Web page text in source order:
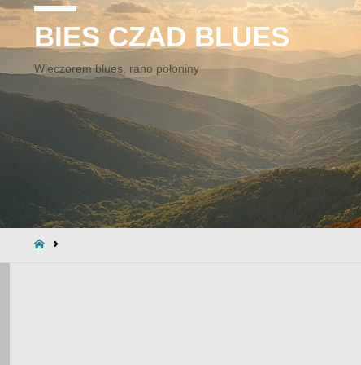
BIES CZAD BLUES
Wieczorem blues, rano połoniny
STRONA